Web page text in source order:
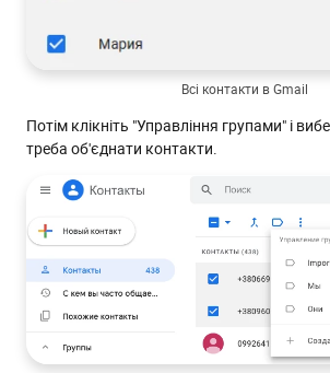
Всі контакти в Gmail
Потім клікніть "Управління групами" і
треба об'єднати контакти.